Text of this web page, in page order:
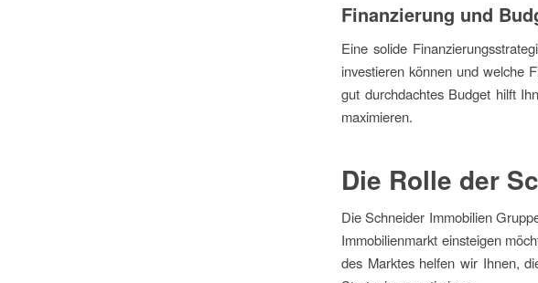
Finanzierung und
Eine solide
investieren können und welche
gut durchdachtes Budget hilft
maximieren.
Die Rolle der
Die Schneider Immobilien
Immobilienmarkt einsteigen
des Marktes helfen wir Ihnen,